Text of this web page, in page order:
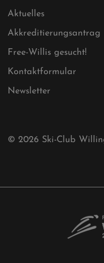
Sponsoren
Aktuelles
Akkreditierungsantrag
Free-Willis gesucht!
Kontaktformular